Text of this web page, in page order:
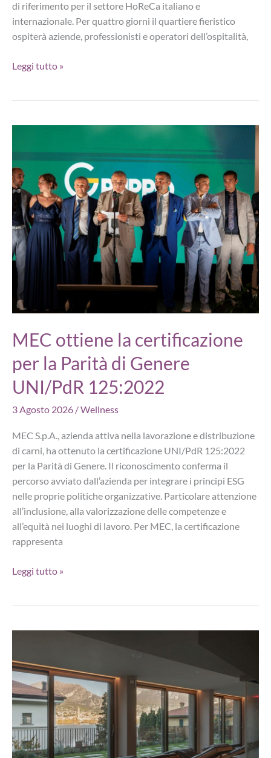
di riferimento per il settore HoReCa italiano e
internazionale. Per quattro giorni il quartiere fieristico
ospiterà aziende, professionisti e operatori dell’ospitalità,
Hospitality
del
su
benessere
e
turismo
open
air
Leggi tutto »
MEC ottiene la certificazione
per la Parità di Genere
UNI/PdR 125:2022
3 Agosto 2026 /Wellness
MEC S.p.A., azienda attiva nella lavorazione e distribuzione
di carni, ha ottenuto la certificazione UNI/PdR 125:2022
per la Parità di Genere. Il riconoscimento conferma il
percorso avviato dall’azienda per integrare i principi ESG
nelle proprie politiche organizzative. Particolare attenzione
all’inclusione, alla valorizzazione delle competenze e
all’equità nei luoghi di lavoro. Per MEC, la certificazione
rappresenta
MEC
per
Parità
Genere
UNI/PdR
125:2022
Leggi tutto »